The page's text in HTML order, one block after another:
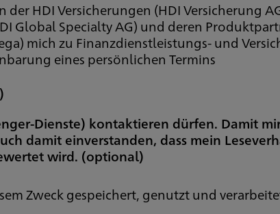
HDI Versicherungen (HDI Versicherung
Global Specialty AG) und deren
mich zu Finanzdienstleistungs- und
eines persönlichen Termins
Dienste) kontaktieren dürfen. Damit
damit einverstanden, dass mein
wird. (optional)
Zweck gespeichert, genutzt und